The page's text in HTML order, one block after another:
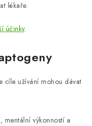
lékaře.
účinky.
cíle užívání mohou dávat
mentální výkonností a